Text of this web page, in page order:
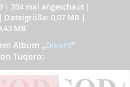
| 394 mal angeschaut |
| Dateigröße: 0,07 MB |
MB
Album „Divers”
Tuqero: